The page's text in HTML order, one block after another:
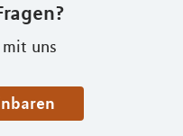
mit uns